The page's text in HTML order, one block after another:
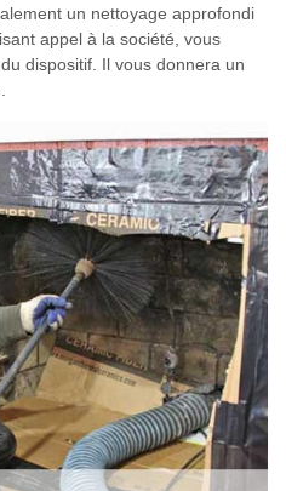
un nettoyage approfondi
appel à la société, vous
dispositif. Il vous donnera un